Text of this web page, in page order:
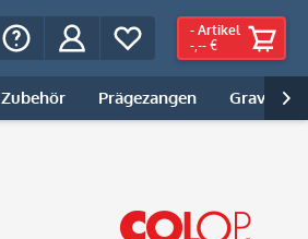
- Artikel
-,-- €
Zubehör Prägezangen Gravur |
